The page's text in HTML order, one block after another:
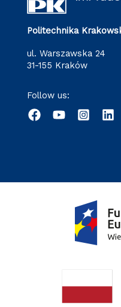
Politechnika
ul. Warszawska 24
31-155 Kraków
Follow us: